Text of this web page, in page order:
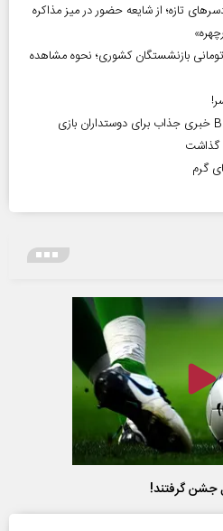
تازه؛ از شایعه حضور در میز مذاکره
ضروری ۷۵ میلیون تومانی بازنشستگان کشوری؛ نحوه مشاهده
گذاشت
گرم
جشن گرفتند!